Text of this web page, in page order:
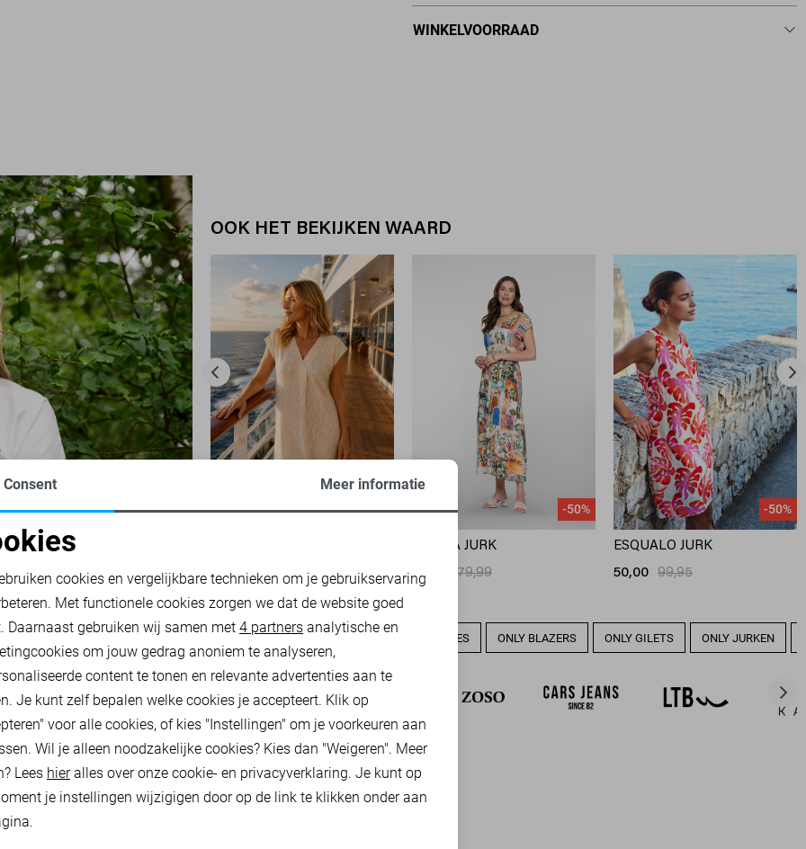
WINKELVOORRAAD
OOK HET BEKIJKEN WAARD
-50%
25,00 49,95
-50%
GEISHA JURK
40,00 79,99
-50%
ESQUALO JURK
50,00 99,95
ONLY TRUIEN ONLY SWEATERS ONLY VESTEN ONLY BLOUSES ONLY BLAZERS ONLY GILETS ONLY JURKEN
cookies
cookies Marketing cookies
Consent Meer informatie
cookies en vergelijkbare technieken om je gebruikservaring
Met functionele cookies zorgen we dat de website goed
Daarnaast gebruiken wij samen met 4 partners analytische en
om jouw gedrag anoniem te analyseren,
content te tonen en relevante advertenties aan te
Je kunt zelf bepalen welke cookies je accepteert. Klik op
voor alle cookies, of kies "Instellingen" om je voorkeuren aan
Wil je alleen noodzakelijke cookies? Kies dan "Weigeren". Meer
Lees hieralles over onze cookie- en privacyverklaring. Je kunt op
je instellingen wijzigigen door op de link te klikken onder aan